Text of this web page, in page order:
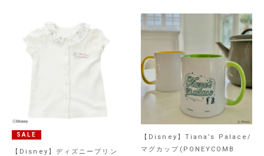
SALE
【Disney】ディズニープリン
【Disney】Tiana’s Palace/
マグカップ(PONEYCOMB